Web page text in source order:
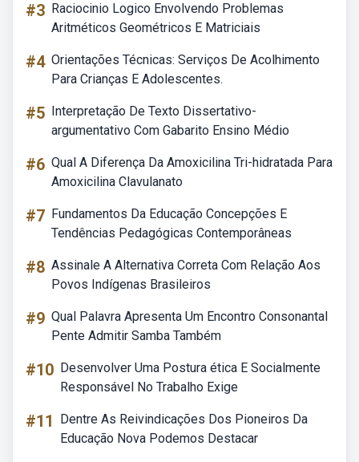
#3 Raciocinio Logico Envolvendo Problemas
Aritméticos Geométricos E Matriciais
#4 Orientações Técnicas: Serviços De Acolhimento
Para Crianças E Adolescentes.
#5 Interpretação De Texto Dissertativo-
argumentativo Com Gabarito Ensino Médio
#6 Qual A Diferença Da Amoxicilina Tri-hidratada Para
Amoxicilina Clavulanato
#7 Fundamentos Da Educação Concepções E
Tendências Pedagógicas Contemporâneas
#8 Assinale A Alternativa Correta Com Relação Aos
Povos Indígenas Brasileiros
#9 Qual Palavra Apresenta Um Encontro Consonantal
Pente Admitir Samba Também
#10 Desenvolver Uma Postura ética E Socialmente
Responsável No Trabalho Exige
#11
Dentre As Reivindicações Dos Pioneiros Da
Educação Nova Podemos Destacar